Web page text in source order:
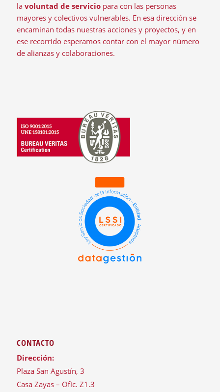
la voluntad de serviciopara con las personas
mayores y colectivos vulnerables. En esa dirección se
encaminan todas nuestras acciones y proyectos, y en
ese recorrido esperamos contar con el mayor número
de alianzas y colaboraciones.
CONTACTO
Dirección:
Plaza San Agustín, 3
Casa Zayas – Ofic. Z1.3